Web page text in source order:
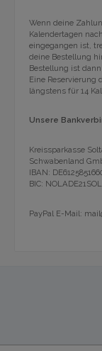
Wenn deine
Kalendertagen
eingegangen ist,
deine Bestellung
Bestellung ist
Eine Reservierung
längstens für 14
Unsere
Kreissparkasse
Schwabenland
IBAN:
BIC: NOLADE21SOL
PayPal E-Mail: